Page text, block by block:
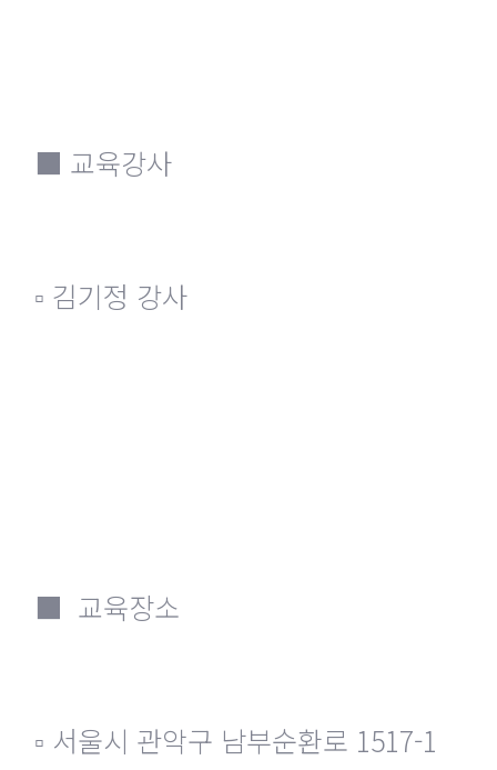
■ 교육강사
▫ 김기정 강사
■ 교육장소
▫ 서울시 관악구 남부순환로 1517-1